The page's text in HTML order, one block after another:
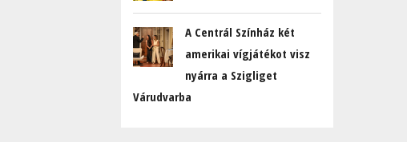
A Centrál Színház két
amerikai vígjátékot visz
nyárra a Szigliget
Várudvarba